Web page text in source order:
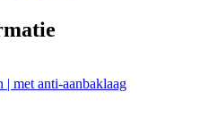
met anti-aanbaklaag